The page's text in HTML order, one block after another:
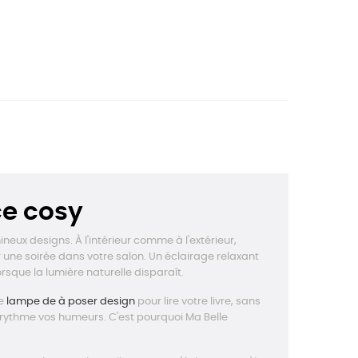
cosy
designs. À l'intérieur comme à l'extérieur,
soirée dans votre salon. Un éclairage relaxant
la lumière naturelle disparaît.
lampe de à poser design pour lire votre livre, sans
vos humeurs. C'est pourquoi Ma Belle